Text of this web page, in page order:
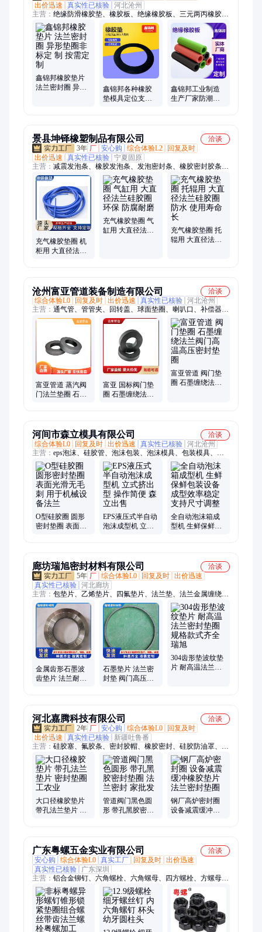
出价迅速
真实性已核验 河北沧州
主营： 绝缘防滑橡胶垫、橡胶板、绝缘橡胶板、三元两丙橡胶
板、阻燃橡胶板、橡胶垫、防滑橡胶板、防静电橡胶板、橡胶板
定制、密封橡胶垫、异形橡胶板、异形胶垫、绝缘胶垫、耐磨橡
胶板、阻燃耐磨橡胶板、柳叶纹橡胶板、白色橡胶板、异型橡胶
垫、丁腈橡胶板、防静电橡胶垫、自粘橡胶板、背胶橡胶板、异
型橡胶板、橡胶绝缘片、橡胶减震垫
鑫锦邦橡胶垫片
法兰密封圈 异形
鑫锦邦各种橡胶
垫模具定位支撑
鑫锦邦工业制造
生产厂家防潮防
景县坤铎橡塑制品有限公司
洽谈
3年 厂 安心购 综合体验L2
回复及时
出价迅速
真实性已核验 宁夏固原
主营： 减震发泡条、橡胶发泡条、发泡密封条、橡胶密封胶条、
耐高低温胶条
充气橡胶垫圈 机
柜用 大直径法兰
充气橡胶垫圈 气
缸用 大直径法兰
充气橡胶垫圈 托
辊用 大直径法兰
沧州富亚管道装备制造有限公司
洽谈
综合体验L0
回复及时 出价迅速 真实性已核验 河北沧州
主营： 通气管、管管夹、回转盖、球面垫圈、喇叭口、补偿器、
短管夹、补强圈、螺纹吊杆、焊接单板、管支撑板、固定支座、
焊接双板、双孔吊板、垂直吊盖、横担弹簧、单孔吊板、弯头托
座、矩形保温、喇叭管支架、矩形非金属、吸水喇叭管、整定弹
簧组件、横担整定弹簧、支架整定弹簧
富亚管道 蒸汽阀
门法兰垫圈 石棉
富亚 国标阀门垫
圈 石墨缠绕法兰
富亚管道 阀门垫
圈 石墨缠绕法兰
河间市森立模具有限公司
洽谈
综合体验L0
回复及时 出价迅速 真实性已核验 河北沧州
主营： eps泡沫、硅胶管、泡沫包装、泡沫模具、包装模具、泡
沫成型机、泡沫预发机、泡沫半自动、液压成型机、半自动泡沫
包装模具、半自动双杠液压成型机、全自动泡沫包装模具、硅胶
圈、泡沫包装模具、泡沫成型机泡沫箱设备
O型硅胶圈 圆形
密封垫圈 表面光
EPS液压式半自动
泡沫成型机 立式
全自动泡沫箱成
型机 生鲜保鲜包
廊坊瑞旭密封材料有限公司
洽谈
5年 厂 综合体验L0 回复及时 出价迅速
真实性已核验 河北廊坊
主营： 包垫片、乙烯垫片、四氟垫片、法兰垫、法兰金属缠绕
垫、陶瓷纤维垫片、基本型金属缠绕垫、内外环金属缠绕垫、金
属石墨缠绕垫片、金属缠绕石墨垫、石墨金属缠绕垫、金属缠绕
复合垫、金属缠绕柔性垫、硅酸铝陶瓷纤维垫、硅酸铝隔热垫
片、硅酸铝垫片、硅酸铝纤维垫、气凝胶毡、陶瓷纤维异形垫
片、四氟弹性带、石墨纤维盘根、石墨纤维绳、不锈钢波齿复合
垫片、芳纶盘根
金属齿形石墨波
齿垫片 法兰耐高
石墨垫片 法兰密
封垫 阀门高压密
304齿形垫波纹垫
片 耐高温法兰密
河北嘉腾科技有限公司
洽谈
2年 厂 安心购 综合体验L0
回复及时
出价迅速
真实性已核验
新疆吐鲁番
主营： 硅胶塞、氟胶条、密封胶帽、橡胶密封、硅胶防油罩、圆
顶阀密封圈、切换阀密封件、减震缓冲硅胶条、橡胶异形件定
制、硅胶保护套
大口径橡胶垫片
带孔法兰垫片 密
管道阀门黑色圆
形 带孔黑胶密封
钢厂高炉密封圈
设备减震缓冲橡
广东粤螺五金实业有限公司
洽谈
安心购
综合体验L0 真实工厂 回复及时 出价迅速
真实性已核验
广东深圳
主营： 铝合金铆钉、六角螺栓、六角螺母、四方螺栓、方螺母、
圆柱头螺丝、内六角螺丝、十字自攻、沉头螺丝、圆头螺钉、平
垫、弹垫、梅花螺钉、非标螺丝、紧定、自攻螺丝、活节螺栓、
T型螺丝、圆柱销、铆螺母、钻尾螺丝、挡圈、牙条、牙棒